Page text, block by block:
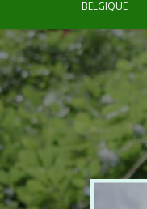
BELGIQUE